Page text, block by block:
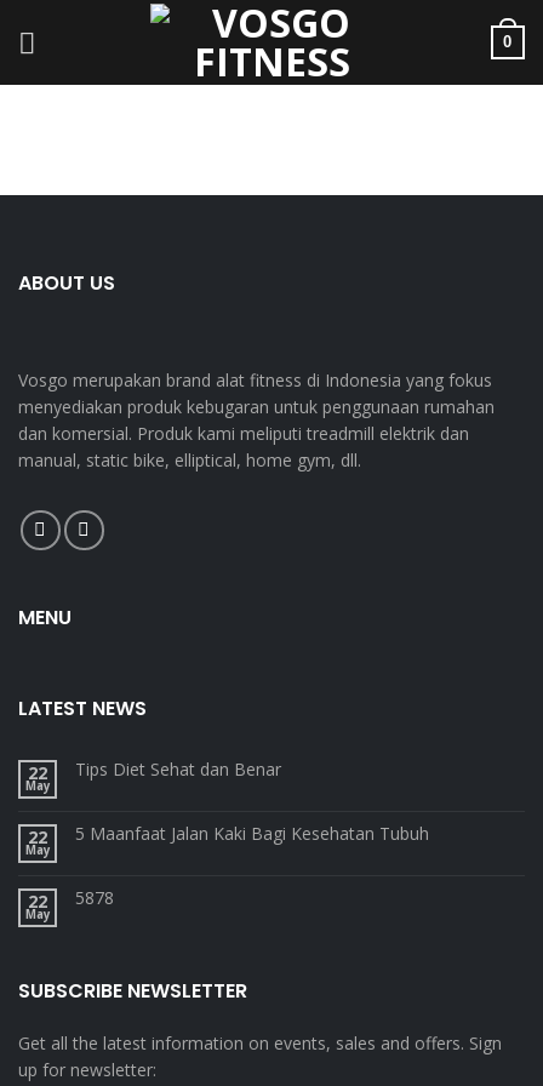
0
ABOUT US
Vosgo merupakan brand alat fitness di Indonesia yang fokus
menyediakan produk kebugaran untuk penggunaan rumahan
dan komersial. Produk kami meliputi treadmill elektrik dan
manual, static bike, elliptical, home gym, dll.
MENU
LATEST NEWS
22
May
Tips Diet Sehat dan Benar
22
May
5 Maanfaat Jalan Kaki Bagi Kesehatan Tubuh
22
May
5878
SUBSCRIBE NEWSLETTER
Get all the latest information on events, sales and offers. Sign
up for newsletter: